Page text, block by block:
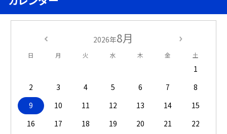
2026年8月
日 月 火 水 木 金 土
1
2
3 4 5 6 7
8
9
10 11 12 13 14
15
16
17 18 19 20 21
22